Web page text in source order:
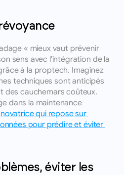
« mieux vaut prévenir
sens avec l'intégration de la
à la proptech. Imaginez
techniques sont anticipés
des cauchemars coûteux.
dans la maintenance
qui repose sur
pour prédire et éviter
éviter les